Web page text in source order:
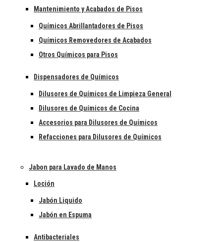
Mantenimiento y Acabados de Pisos
Químicos Abrillantadores de Pisos
Químicos Removedores de Acabados
Otros Químicos para Pisos
Dispensadores de Químicos
Dilusores de Químicos de Limpieza General
Dilusores de Químicos de Cocina
Accesorios para Dilusores de Químicos
Refacciones para Dilusores de Químicos
Jabon para Lavado de Manos
Loción
Jabón Liquido
Jabón en Espuma
Antibacteriales